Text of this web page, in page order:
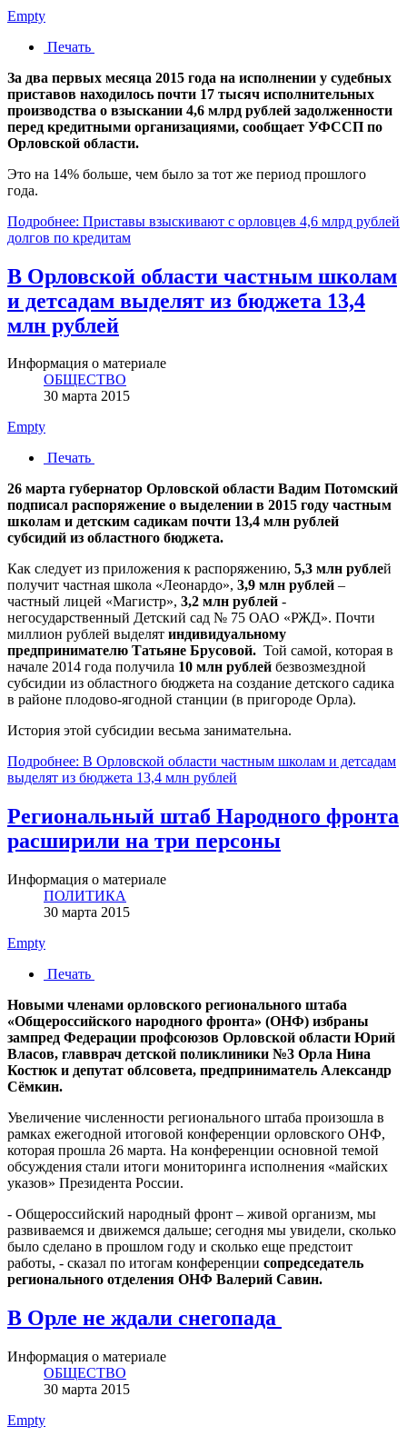
Empty
Печать
За два первых месяца 2015 года на исполнении у судебных
приставов находилось почти 17 тысяч исполнительных
производства о взыскании 4,6 млрд рублей задолженности
перед кредитными организациями, сообщает УФССП по
Орловской области.
Это на 14% больше, чем было за тот же период прошлого
года.
Подробнее: Приставы взыскивают с орловцев 4,6 млрд рублей
долгов по кредитам
В Орловской области частным школам
и детсадам выделят из бюджета 13,4
млн рублей
Информация о материале
ОБЩЕСТВО
30 марта 2015
Empty
Печать
26 марта губернатор Орловской области Вадим Потомский
подписал распоряжение о выделении в 2015 году частным
школам и детским садикам почти 13,4 млн рублей
субсидий из областного бюджета.
Как следует из приложения к распоряжению, 5,3 млн рублей
получит частная школа «Леонардо», 3,9 млн рублей –
частный лицей «Магистр», 3,2 млн рублей -
негосударственный Детский сад № 75 ОАО «РЖД». Почти
миллион рублей выделят индивидуальному
предпринимателю Татьяне Брусовой. Той самой, которая в
начале 2014 года получила 10 млн рублей безвозмездной
субсидии из областного бюджета на создание детского садика
в районе плодово-ягодной станции (в пригороде Орла).
История этой субсидии весьма занимательна.
Подробнее: В Орловской области частным школам и детсадам
выделят из бюджета 13,4 млн рублей
Региональный штаб Народного фронта
расширили на три персоны
Информация о материале
ПОЛИТИКА
30 марта 2015
Empty
Печать
Новыми членами орловского регионального штаба
«Общероссийского народного фронта» (ОНФ) избраны
зампред Федерации профсоюзов Орловской области Юрий
Власов, главврач детской поликлиники №3 Орла Нина
Костюк и депутат облсовета, предприниматель Александр
Сёмкин.
Увеличение численности регионального штаба произошла в
рамках ежегодной итоговой конференции орловского ОНФ,
которая прошла 26 марта. На конференции основной темой
обсуждения стали итоги мониторинга исполнения «майских
указов» Президента России.
- Общероссийский народный фронт – живой организм, мы
развиваемся и движемся дальше; сегодня мы увидели, сколько
было сделано в прошлом году и сколько еще предстоит
работы, - сказал по итогам конференции сопредседатель
регионального отделения ОНФ Валерий Савин.
В Орле не ждали снегопада
Информация о материале
ОБЩЕСТВО
30 марта 2015
Empty